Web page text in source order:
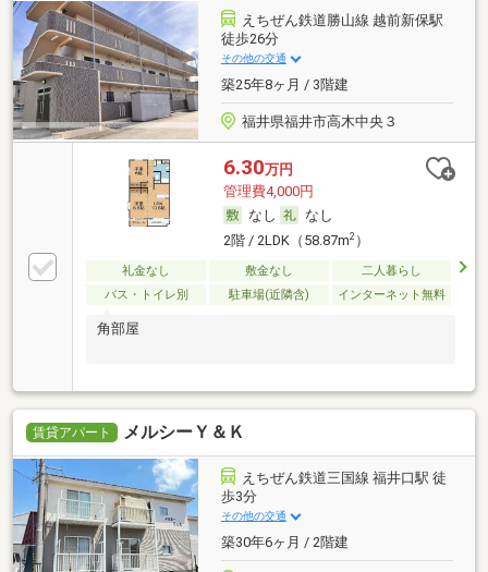
えちぜん鉄道勝山線 越前新保駅
徒歩26分
その他の交通
築25年8ヶ月 / 3階建
福井県福井市高木中央３
6.30万円
管理費4,000円
なし
なし
2階 / 2LDK（58.87m2）
礼金なし 敷金なし
二人暮らし
バス・トイレ別
駐車場(近隣含) インターネット無料
角部屋
賃貸アパート メルシーＹ＆Ｋ
えちぜん鉄道三国線 福井口駅 徒
歩3分
その他の交通
築30年6ヶ月 / 2階建